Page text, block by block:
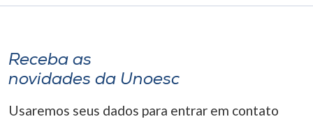
o idioma
A-
Receba as
novidades da Unoesc
Usaremos seus dados para entrar em contato